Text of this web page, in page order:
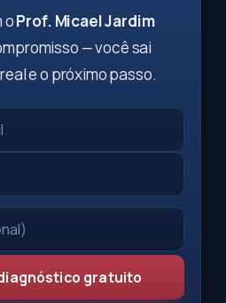
oProf. Micael Jardim
— você sai
e o próximo passo.
gratuito